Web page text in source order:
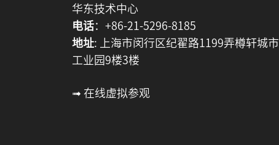
华东技术中心
电话：+86-21-5296-8185
地址: 上海市闵行区纪翟路1199弄樽轩城市
工业园9楼3楼
➟ 在线虚拟参观